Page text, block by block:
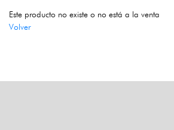
Este producto no existe o no está a la venta
Volver